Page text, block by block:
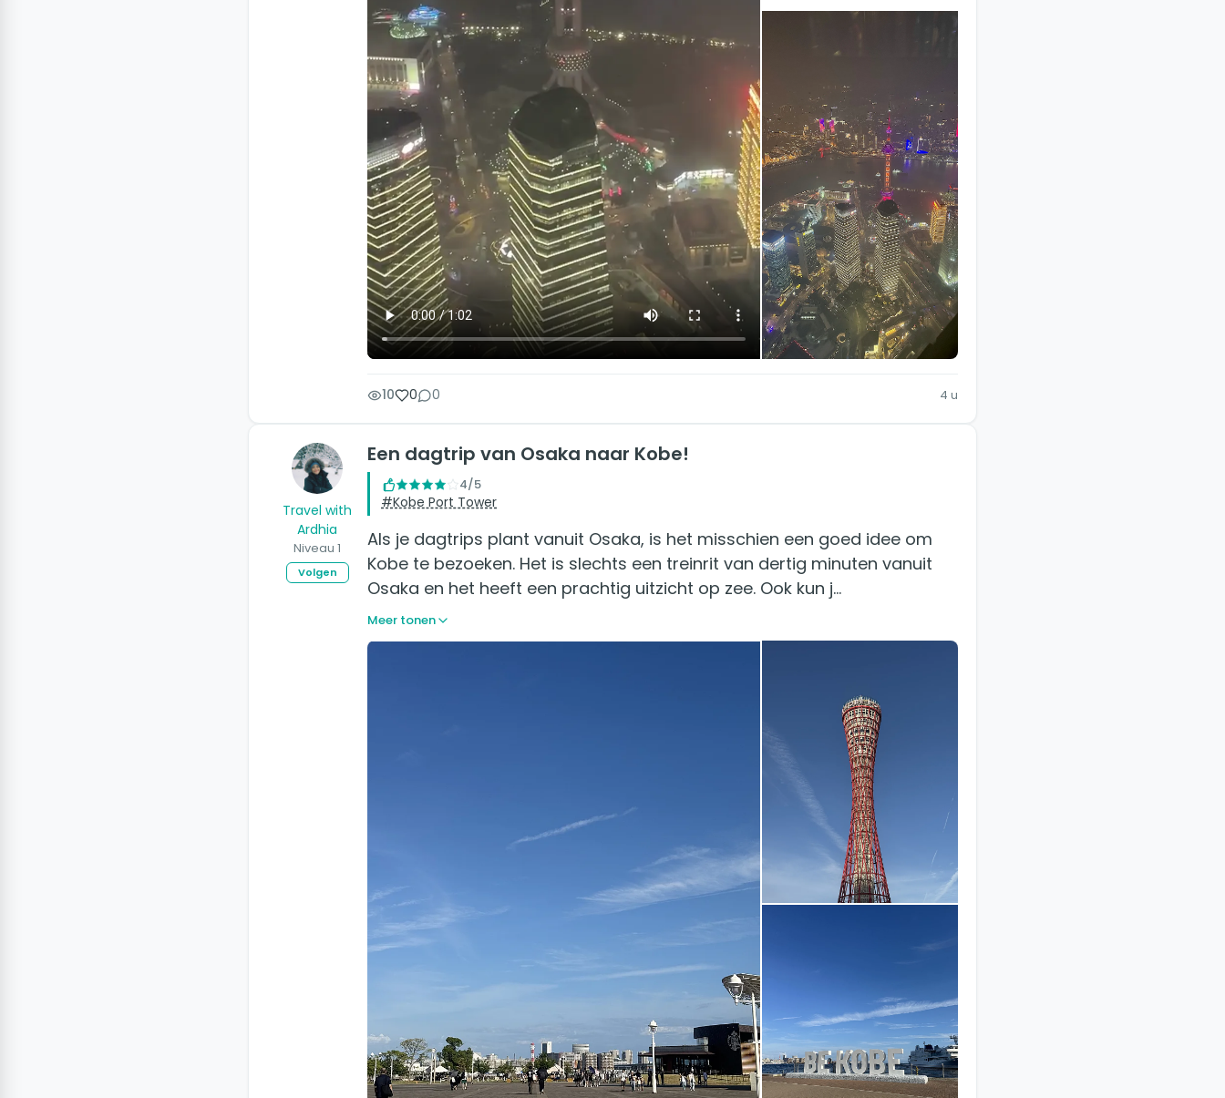
10 0 0 4 u
Travel with
Ardhia
Niveau 1
Volgen
Een dagtrip van Osaka naar Kobe!
4/5
#Kobe Port Tower
Als je dagtrips plant vanuit Osaka, is het misschien een goed idee om
Kobe te bezoeken. Het is slechts een treinrit van dertig minuten vanuit
Osaka en het heeft een prachtig uitzicht op zee. Ook kun j…
Meer tonen